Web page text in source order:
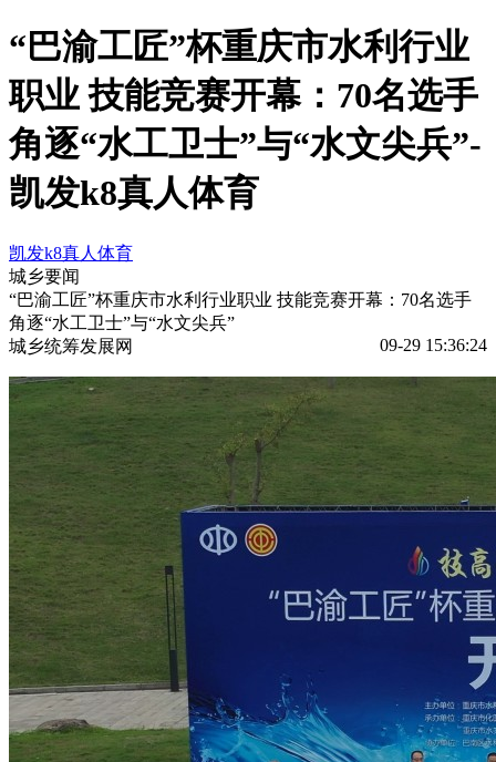
“巴渝工匠”杯重庆市水利行业
职业 技能竞赛开幕：70名选手
角逐“水工卫士”与“水文尖兵”-
凯发k8真人体育
凯发k8真人体育
城乡要闻
“巴渝工匠”杯重庆市水利行业职业 技能竞赛开幕：70名选手
角逐“水工卫士”与“水文尖兵”
城乡统筹发展网
09-29 15:36:24